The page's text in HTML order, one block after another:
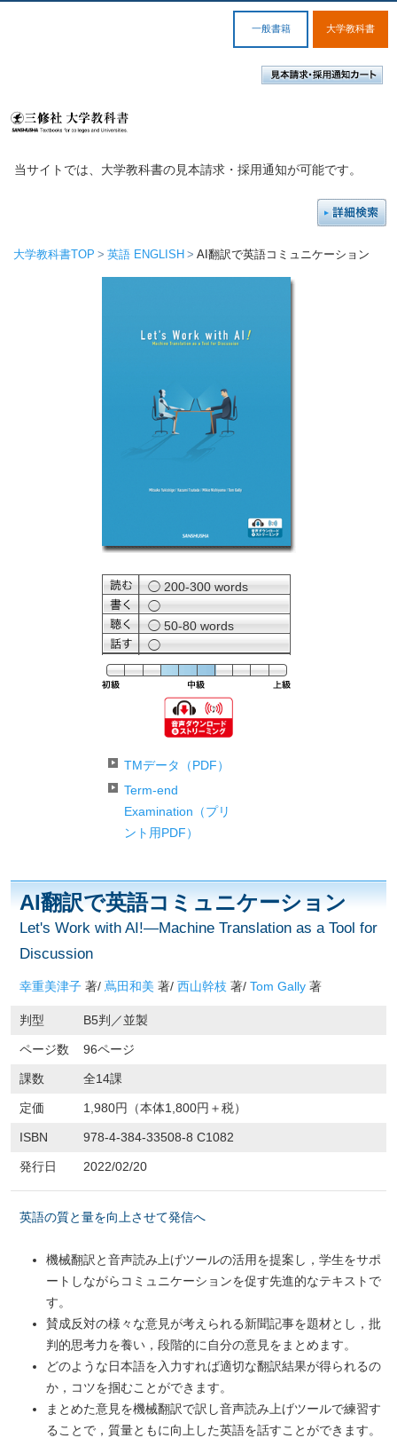
一般書籍 大学教科書
当サイトでは、大学教科書の見本請求・採用通知が可能です。
大学教科書TOP 英語 ENGLISH AI翻訳で英語コミュニケーション
◯ 200-300 words
◯
◯ 50-80 words
◯
TMデータ（PDF）
Term-end
Examination（プリ
ント用PDF）
AI翻訳で英語コミュニケーション
Let's Work with AI!—Machine Translation as a Tool for
Discussion
幸重美津子 著/ 蔦田和美 著/ 西山幹枝 著/ Tom Gally 著
判型 B5判／並製
ページ数 96ページ
課数 全14課
定価 1,980円（本体1,800円＋税）
ISBN 978-4-384-33508-8 C1082
発行日 2022/02/20
英語の質と量を向上させて発信へ
機械翻訳と音声読み上げツールの活用を提案し，学生をサポ
ートしながらコミュニケーションを促す先進的なテキストで
す。
賛成反対の様々な意見が考えられる新聞記事を題材とし，批
判的思考力を養い，段階的に自分の意見をまとめます。
どのような日本語を入力すれば適切な翻訳結果が得られるの
か，コツを掴むことができます。
まとめた意見を機械翻訳で訳し音声読み上げツールで練習す
ることで，質量ともに向上した英語を話すことができます。